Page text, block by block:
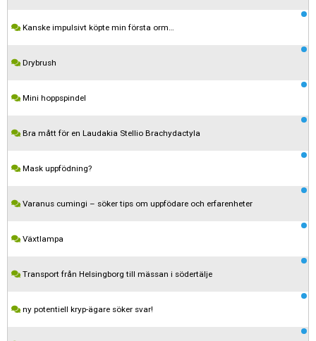
Kanske impulsivt köpte min första orm…
Drybrush
Mini hoppspindel
Bra mått för en Laudakia Stellio Brachydactyla
Mask uppfödning?
Varanus cumingi – söker tips om uppfödare och erfarenheter
Växtlampa
Transport från Helsingborg till mässan i södertälje
ny potentiell kryp-ägare söker svar!